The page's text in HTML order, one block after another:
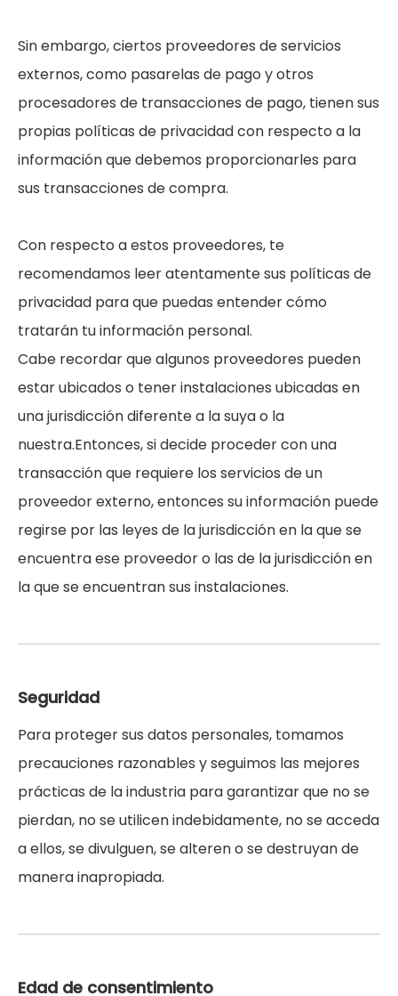
Sin embargo, ciertos proveedores de servicios
externos, como pasarelas de pago y otros
procesadores de transacciones de pago, tienen sus
propias políticas de privacidad con respecto a la
información que debemos proporcionarles para
sus transacciones de compra.
Con respecto a estos proveedores, te
recomendamos leer atentamente sus políticas de
privacidad para que puedas entender cómo
tratarán tu información personal.
Cabe recordar que algunos proveedores pueden
estar ubicados o tener instalaciones ubicadas en
una jurisdicción diferente a la suya o la
nuestra.Entonces, si decide proceder con una
transacción que requiere los servicios de un
proveedor externo, entonces su información puede
regirse por las leyes de la jurisdicción en la que se
encuentra ese proveedor o las de la jurisdicción en
la que se encuentran sus instalaciones.
Seguridad
Para proteger sus datos personales, tomamos
precauciones razonables y seguimos las mejores
prácticas de la industria para garantizar que no se
pierdan, no se utilicen indebidamente, no se acceda
a ellos, se divulguen, se alteren o se destruyan de
manera inapropiada.
Edad de consentimiento